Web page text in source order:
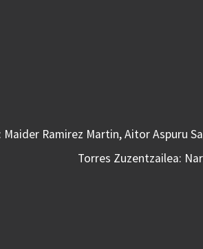
Maider Ramirez Martin, Aitor Aspuru
Torres Zuzentzailea: